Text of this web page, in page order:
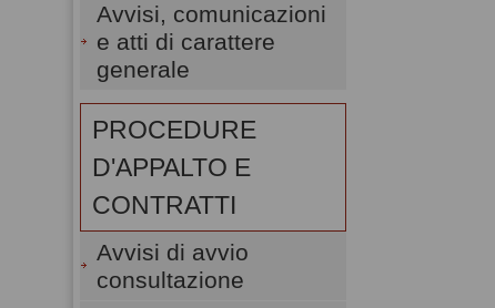
Avvisi, comunicazioni
e atti di carattere
generale
PROCEDURE
D'APPALTO E
CONTRATTI
Avvisi di avvio
consultazione